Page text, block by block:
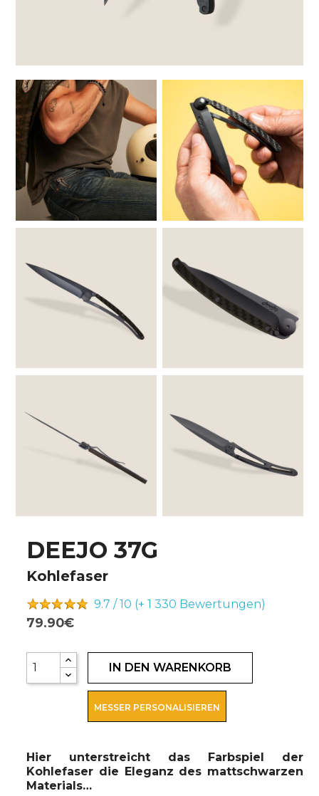
DEEJO 37G
Kohlefaser
9.7 / 10 (+ 1 330 Bewertungen)
79.90€
IN DEN WARENKORB
MESSER PERSONALISIEREN
Hier unterstreicht das Farbspiel der
Kohlefaser die Eleganz des mattschwarzen
Materials…